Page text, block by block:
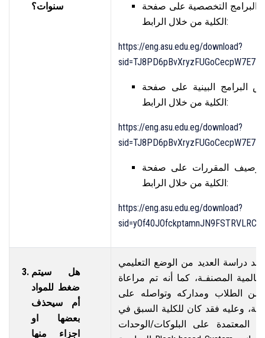
سنوات؟
البرامج التخصصية على صفحة
الكلية من خلال الرابط:
https://eng.asu.edu.eg/download?
البرامج البينية على صفحة
الكلية من خلال الرابط:
https://eng.asu.edu.eg/download?
توصيف المقررات على صفحة
الكلية من خلال الرابط:
https://eng.asu.edu.eg/download?
هل سيتم
ضغط للمواد
أم سيحذف
بعضها او
اجزاء منها
بعد دراسة العديد من الوضع التعليمي
المصنفـة، كما أنه تم مراعاة
الطلاب ومداركه وتواصله على
وعليه فقد كان للكلية السبق في
المعتمدة على البلوكات/الوحدات